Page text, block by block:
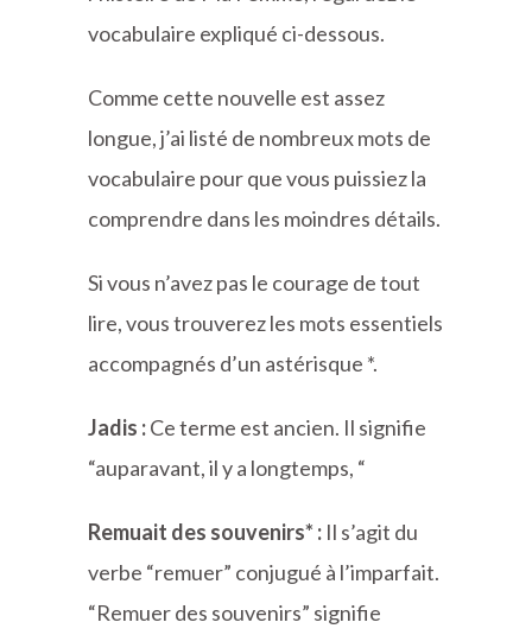
vocabulaire expliqué ci-dessous.
Comme cette nouvelle est assez
longue, j’ai listé de nombreux mots de
vocabulaire pour que vous puissiez la
comprendre dans les moindres détails.
Si vous n’avez pas le courage de tout
lire, vous trouverez les mots essentiels
accompagnés d’un astérisque *.
Jadis :Ce terme est ancien. Il signifie
“auparavant, il y a longtemps, “
Remuait des souvenirs* : Il s’agit du
verbe “remuer” conjugué à l’imparfait.
“Remuer des souvenirs” signifie